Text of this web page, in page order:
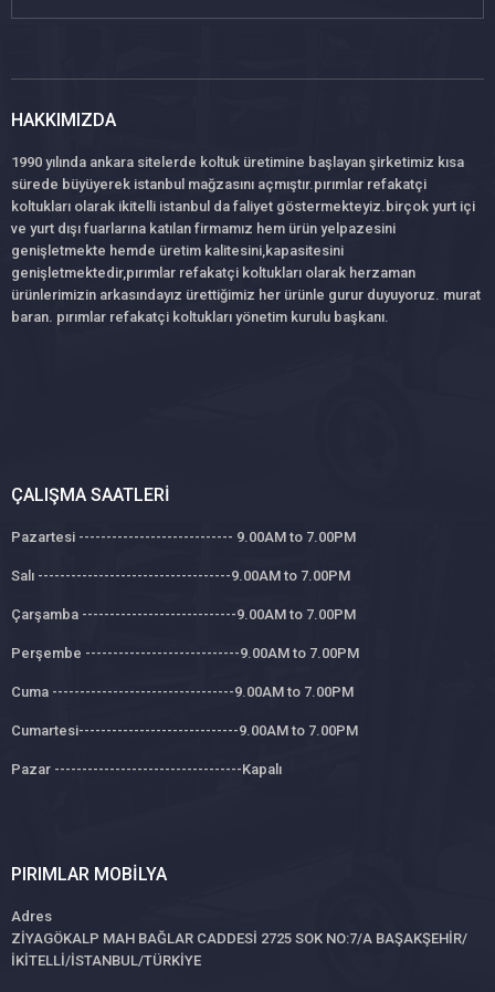
HAKKIMIZDA
1990 yılında ankara sitelerde koltuk üretimine başlayan şirketimiz kısa
sürede büyüyerek istanbul mağzasını açmıştır.pırımlar refakatçi
koltukları olarak ikitelli istanbul da faliyet göstermekteyiz.birçok yurt içi
ve yurt dışı fuarlarına katılan firmamız hem ürün yelpazesini
genişletmekte hemde üretim kalitesini,kapasitesini
genişletmektedir,pırımlar refakatçi koltukları olarak herzaman
ürünlerimizin arkasındayız ürettiğimiz her ürünle gurur duyuyoruz. murat
baran. pırımlar refakatçi koltukları yönetim kurulu başkanı.
ÇALIŞMA SAATLERI
Pazartesi ---------------------------- 9.00AM to 7.00PM
Salı -----------------------------------9.00AM to 7.00PM
Çarşamba ----------------------------9.00AM to 7.00PM
Perşembe ----------------------------9.00AM to 7.00PM
Cuma ---------------------------------9.00AM to 7.00PM
Cumartesi-----------------------------9.00AM to 7.00PM
Pazar ----------------------------------Kapalı
PIRIMLAR MOBILYA
Adres
ZİYAGÖKALP MAH BAĞLAR CADDESİ 2725 SOK NO:7/A BAŞAKŞEHİR/
İKİTELLİ/İSTANBUL/TÜRKİYE